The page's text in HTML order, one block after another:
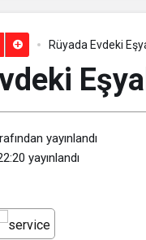
Rüyada Evdeki
yayınlandı
yayınlandı